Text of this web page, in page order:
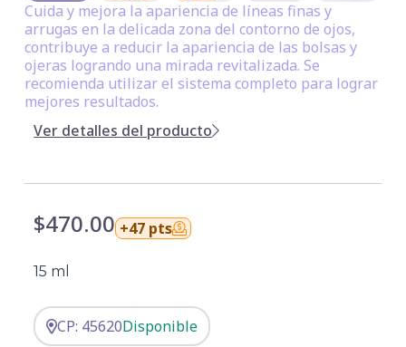
Cuida y mejora la apariencia de líneas finas y
arrugas en la delicada zona del contorno de ojos,
contribuye a reducir la apariencia de las bolsas y
ojeras logrando una mirada revitalizada. Se
recomienda utilizar el sistema completo para lograr
mejores resultados.
Ver detalles del producto
$470.00 +47 pts
15 ml
CP: 45620Disponible